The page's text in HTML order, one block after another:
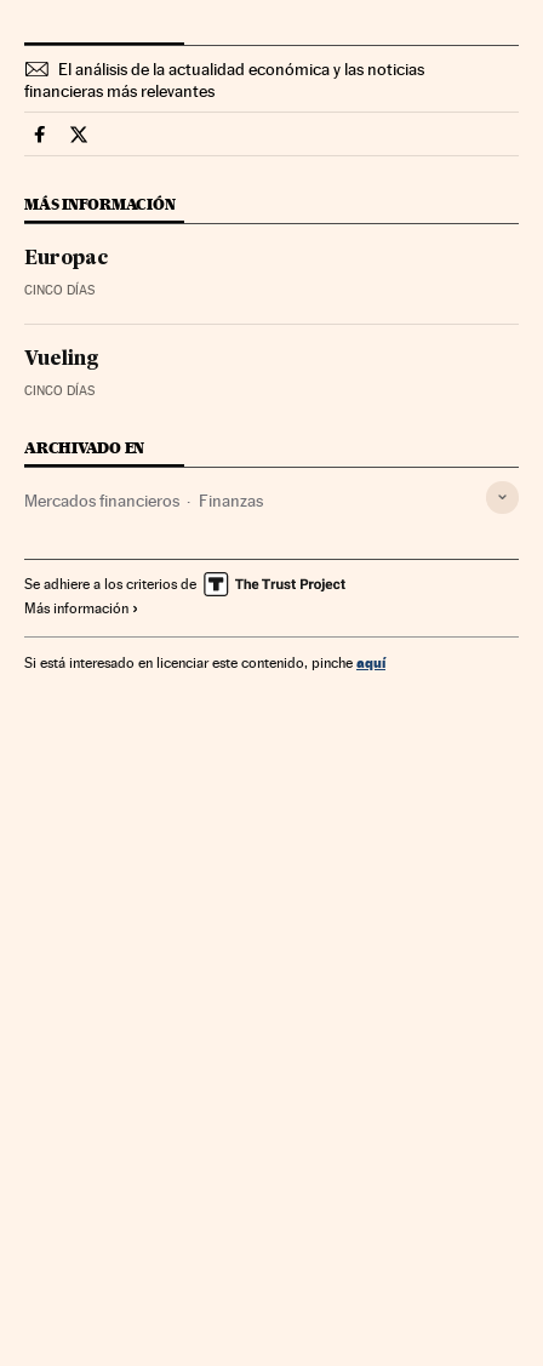
El análisis de la actualidad económica y las noticias
financieras más relevantes
Mercados Financieros Cinco Días en Facebook
Mercados Financieros Cinco Días en Twitter
MÁS INFORMACIÓN
Europac
CINCO DÍAS
Vueling
CINCO DÍAS
ARCHIVADO EN
Mercados financieros Finanzas
Se adhiere a los criterios de
Más información
Si está interesado en licenciar este contenido, pinche aquí